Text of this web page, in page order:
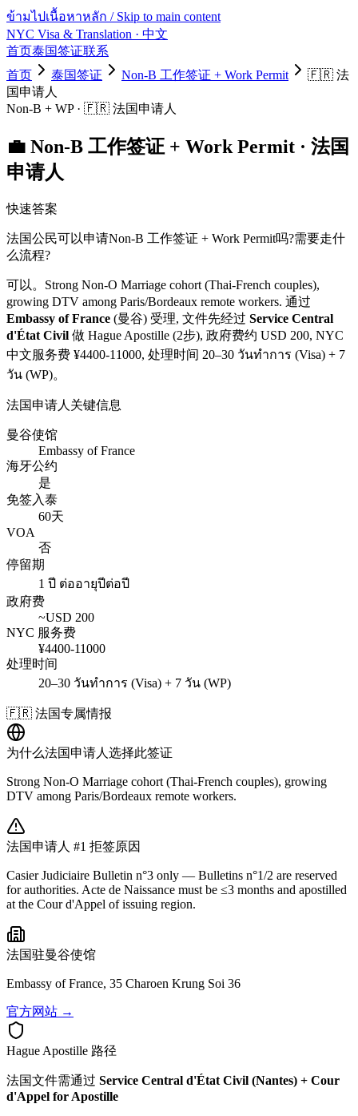
ข้ามไปเนื้อหาหลัก / Skip to main content
NYC Visa & Translation · 中文
首页泰国签证联系
首页
泰国签证 Non-B 工作签证 + Work Permit 🇫🇷 法
国申请人
Non-B + WP· 🇫🇷 法国申请人
💼 Non-B 工作签证 + Work Permit · 法国
申请人
快速答案
法国公民可以申请Non-B 工作签证 + Work Permit吗?需要走什
么流程?
可以。 Strong Non-O Marriage cohort (Thai-French couples),
growing DTV among Paris/Bordeaux remote workers. 通过
Embassy of France (曼谷) 受理, 文件先经过 Service Central
d'État Civil 做 Hague Apostille (2步), 政府费约 USD 200, NYC
中文服务费 ¥4400-11000, 处理时间 20–30 วันทำการ (Visa) + 7
วัน (WP)。
法国申请人关键信息
曼谷使馆
Embassy of France
海牙公约
是
免签入泰
60天
VOA
否
停留期
1 ปี ต่ออายุปีต่อปี
政府费
~USD 200
NYC 服务费
¥4400-11000
处理时间
20–30 วันทำการ (Visa) + 7 วัน (WP)
🇫🇷 法国专属情报
为什么法国申请人选择此签证
Strong Non-O Marriage cohort (Thai-French couples), growing
DTV among Paris/Bordeaux remote workers.
法国申请人 #1 拒签原因
Casier Judiciaire Bulletin n°3 only — Bulletins n°1/2 are reserved
for authorities. Acte de Naissance must be ≤3 months and apostilled
at the Cour d'Appel of issuing region.
法国驻曼谷使馆
Embassy of France, 35 Charoen Krung Soi 36
官方网站 →
Hague Apostille 路径
法国文件需通过 Service Central d'État Civil (Nantes) + Cour
d'Appel for Apostille